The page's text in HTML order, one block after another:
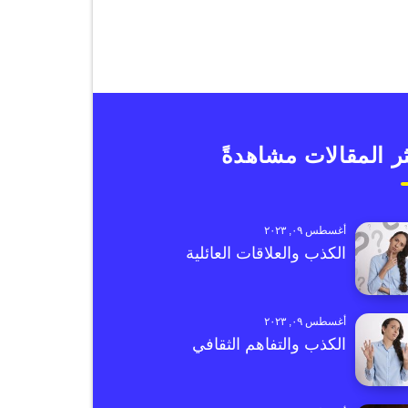
المقالات مشاهدةً
أغسطس ٠٩, ٢٠٢٣
الكذب والعلاقات العائلية
أغسطس ٠٩, ٢٠٢٣
الكذب والتفاهم الثقافي